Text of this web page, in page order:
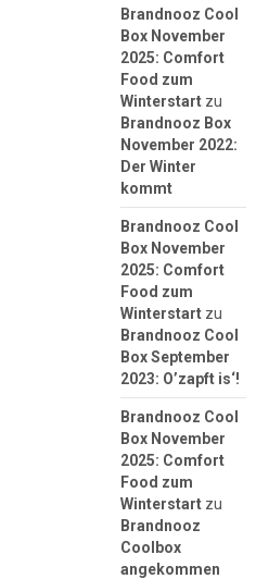
Brandnooz Cool
Box November
2025: Comfort
Food zum
Winterstartzu
Brandnooz Box
November 2022:
Der Winter
kommt
Brandnooz Cool
Box November
2025: Comfort
Food zum
Winterstartzu
Brandnooz Cool
Box September
2023: O’zapft is‘!
Brandnooz Cool
Box November
2025: Comfort
Food zum
Winterstartzu
Brandnooz
Coolbox
angekommen